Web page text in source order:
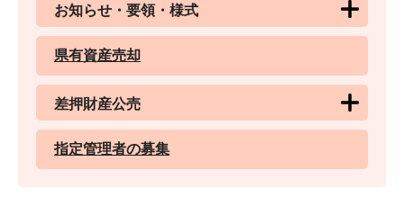
お知らせ・要領・様式
県有資産売却
差押財産公売
指定管理者の募集